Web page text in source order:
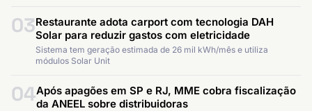
03Restaurante adota carport com tecnologia DAH
Solar para reduzir gastos com eletricidade
Sistema tem geração estimada de 26 mil kWh/mês e utiliza
módulos Solar Unit
04Após apagões em SP e RJ, MME cobra fiscalização
da ANEEL sobre distribuidoras